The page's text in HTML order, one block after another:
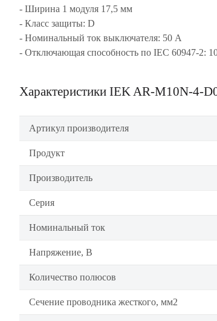
- Ширина 1 модуля 17,5 мм
- Класс защиты: D
- Номинальный ток выключателя: 50 А
- Отключающая способность по IEC 60947-2:
Характеристики IEK AR-M10N-4-
Артикул производителя
Продукт
Производитель
Серия
Номинальный ток
Напряжение, В
Количество полюсов
Сечение проводника жесткого, мм2